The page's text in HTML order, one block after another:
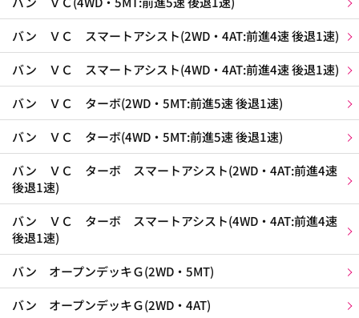
バン ＶＣ スマートアシスト(2WD・4AT:前進4速 後退1速)
バン ＶＣ スマートアシスト(4WD・4AT:前進4速 後退1速)
バン ＶＣ ターボ(2WD・5MT:前進5速 後退1速)
バン ＶＣ ターボ(4WD・5MT:前進5速 後退1速)
バン ＶＣ ターボ スマートアシスト(2WD・4AT:前進4速
後退1速)
バン ＶＣ ターボ スマートアシスト(4WD・4AT:前進4速
後退1速)
バン オープンデッキＧ(2WD・5MT)
バン オープンデッキＧ(2WD・4AT)